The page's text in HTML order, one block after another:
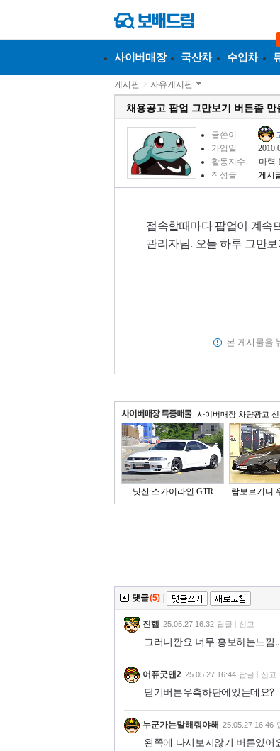
사이버매장 국산차 수입차
게시판 > 자유게시판
채용공고 팝업 그만보기 버튼좀 만
글쓴이
가입일
활동지수
마력
작성글
게시
접속할때마다 팝업이 계속
관리자님. 오늘 하루 그만
본 게시물을
사이버매장 차량광고 신
닛산 스카이라인 GTR 람보르기니
댓글(5)
진햅 25.05.27 16:32 답글 신고
그러니깐요 너무 홍보하는느낌..
어퓨굿맨2 25.05.27 16:44 답글 신고
닫기버튼우측하단에있는데요?
누군가는말해줘야해 25.05.27 16:46
왼쪽에 다시보지않기 버튼있어